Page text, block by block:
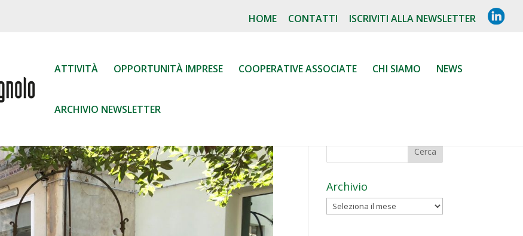
HOME CONTATTI ISCRIVITI ALLA NEWSLETTER
L
I
ATTIVITÀ OPPORTUNITÀ IMPRESE COOPERATIVE ASSOCIATE CHI SIAMO NEWS
ARCHIVIO NEWSLETTER
Archivio
Archivio